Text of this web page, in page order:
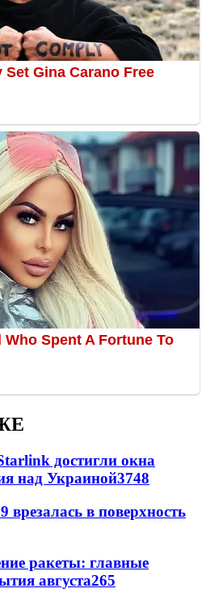
достигли окна
над Украиной3748
врезалась в поверхность
ракеты: главные
августа265